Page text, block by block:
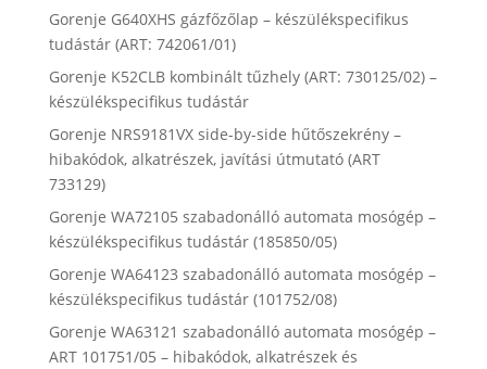
Gorenje G640XHS gázfőzőlap – készülékspecifikus
tudástár (ART: 742061/01)
Gorenje K52CLB kombinált tűzhely (ART: 730125/02) –
készülékspecifikus tudástár
Gorenje NRS9181VX side-by-side hűtőszekrény –
hibakódok, alkatrészek, javítási útmutató (ART
733129)
Gorenje WA72105 szabadonálló automata mosógép –
készülékspecifikus tudástár (185850/05)
Gorenje WA64123 szabadonálló automata mosógép –
készülékspecifikus tudástár (101752/08)
Gorenje WA63121 szabadonálló automata mosógép –
ART 101751/05 – hibakódok, alkatrészek és